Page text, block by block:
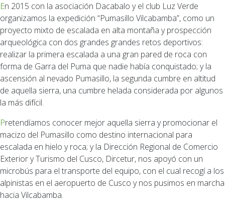
En 2015 con la asociación Dacabalo y el club Luz Verde
organizamos la expedición “Pumasillo Vilcabamba”, como un
proyecto mixto de escalada en alta montaña y prospección
arqueológica con dos grandes grandes retos deportivos:
realizar la primera escalada a una gran pared de roca con
forma de Garra del Puma que nadie había conquistado; y la
ascensión al nevado Pumasillo, la segunda cumbre en altitud
de aquella sierra, una cumbre helada considerada por algunos
la más difícil.
Pretendíamos conocer mejor aquella sierra y promocionar el
macizo del Pumasillo como destino internacional para
escalada en hielo y roca; y la Dirección Regional de Comercio
Exterior y Turismo del Cusco, Dircetur, nos apoyó con un
microbús para el transporte del equipo, con el cual recogí a los
alpinistas en el aeropuerto de Cusco y nos pusimos en marcha
hacia Vilcabamba.